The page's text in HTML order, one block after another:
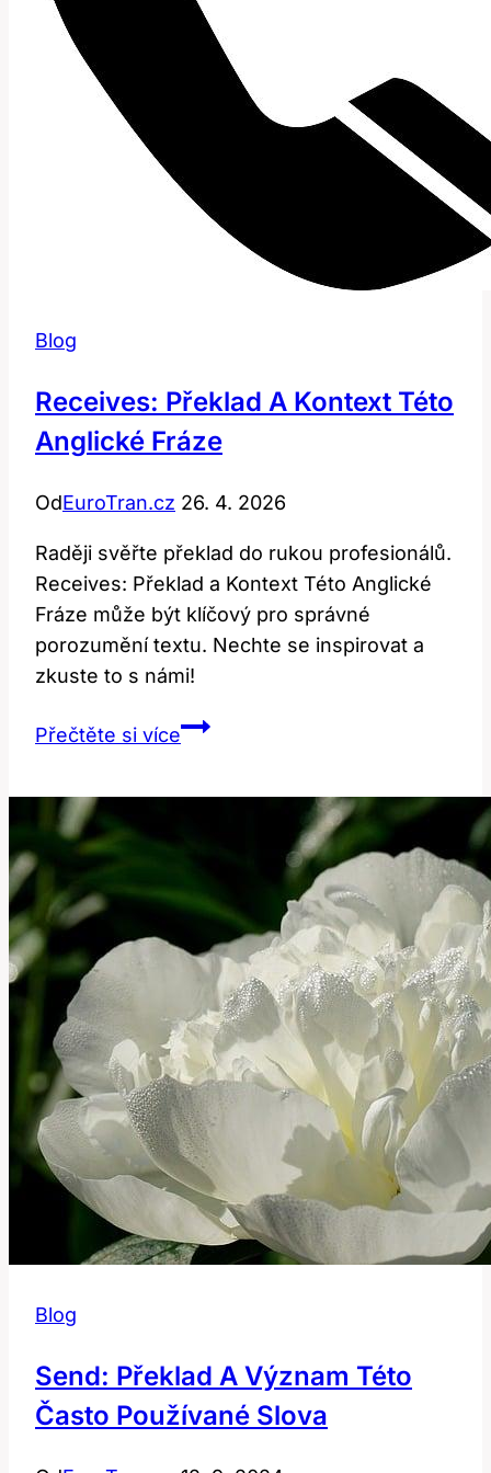
Blog
Receives: Překlad A Kontext Této
Anglické Fráze
OdEuroTran.cz 26. 4. 2026
Raději svěřte překlad do rukou profesionálů.
Receives: Překlad a Kontext Této Anglické
Fráze může být klíčový pro správné
porozumění textu. Nechte se inspirovat a
zkuste to s námi!
Přečtěte si víceReceives:
fráze
Blog
Send: Překlad A Význam Této
Často Používané Slova